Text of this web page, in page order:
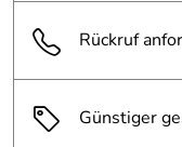
Material:
Farbe:
Rückruf
Günstiger